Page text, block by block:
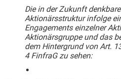
Die in der Zukunft
Aktionärsstruktur infolge
Engagements einzelner
Aktionärsgruppe und das
dem Hintergrund von Art.
4 FinfraG zu sehen: